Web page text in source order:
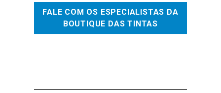
FALE COM OS ESPECIALISTAS DA
BOUTIQUE DAS TINTAS